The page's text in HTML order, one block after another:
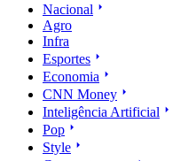
Nacional
Agro
Infra
Esportes
Economia
CNN Money
Inteligência Artificial
Pop
Style